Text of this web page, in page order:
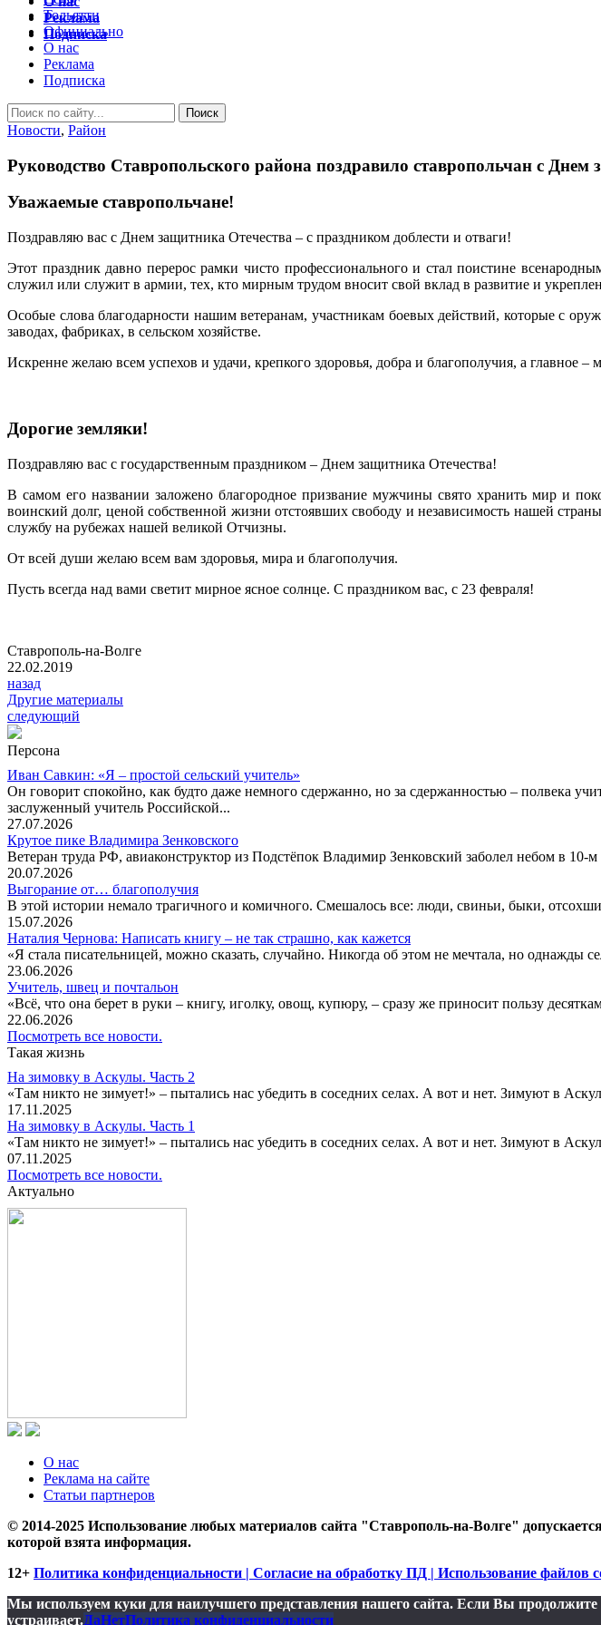
Тольятти
Официально
О нас
Реклама
Подписка
Новости, Район
Руководство Ставропольского района поздравило ставропольчан с Днем
Уважаемые ставропольчане!
Поздравляю вас с Днем защитника Отечества – с праздником доблести и отваги!
Этот праздник давно перерос рамки чисто профессионального и стал поистине
служил или служит в армии, тех, кто мирным трудом вносит свой вклад в развитие и
Особые слова благодарности нашим ветеранам, участникам боевых действий, которые с
заводах, фабриках, в сельском хозяйстве.
Искренне желаю всем успехов и удачи, крепкого здоровья, добра и благополучия, а главное –
Дорогие земляки!
Поздравляю вас с государственным праздником – Днем защитника Отечества!
В самом его названии заложено благородное призвание мужчины свято хранить мир и
воинский долг, ценой собственной жизни отстоявших свободу и независимость нашей
службу на рубежах нашей великой Отчизны.
От всей души желаю всем вам здоровья, мира и благополучия.
Пусть всегда над вами светит мирное ясное солнце. С праздником вас, с 23 февраля!
Ставрополь-на-Волге
22.02.2019
назад
Другие материалы
следующий
Персона
Иван Савкин: «Я – простой сельский учитель»
Он говорит спокойно, как будто даже немного сдержанно, но за сдержанностью – полвека
заслуженный учитель Российской...
27.07.2026
Крутое пике Владимира Зенковского
Ветеран труда РФ, авиаконструктор из Подстёпок Владимир Зенковский заболел небом в
20.07.2026
Выгорание от… благополучия
В этой истории немало трагичного и комичного. Смешалось все: люди, свиньи, быки,
15.07.2026
Наталия Чернова: Написать книгу – не так страшно, как кажется
«Я стала писательницей, можно сказать, случайно. Никогда об этом не мечтала, но однажды
23.06.2026
Учитель, швец и почтальон
«Всё, что она берет в руки – книгу, иголку, овощ, купюру, – сразу же приносит пользу
22.06.2026
Посмотреть все новости.
Такая жизнь
На зимовку в Аскулы. Часть 2
«Там никто не зимует!» – пытались нас убедить в соседних селах. А вот и нет. Зимуют в
17.11.2025
На зимовку в Аскулы. Часть 1
«Там никто не зимует!» – пытались нас убедить в соседних селах. А вот и нет. Зимуют в
07.11.2025
Посмотреть все новости.
Актуально
О нас
Реклама на сайте
Статьи партнеров
© 2014-2025 Использование любых материалов сайта "Ставрополь-на-Волге"
которой взята информация.
12+ Политика конфиденциальности | Согласие на обработку ПД | Использование файлов
Реклама
Подписка
Мы используем куки для наилучшего представления нашего сайта. Если Вы продолжите
устраивает.ДаНетПолитика конфиденциальности